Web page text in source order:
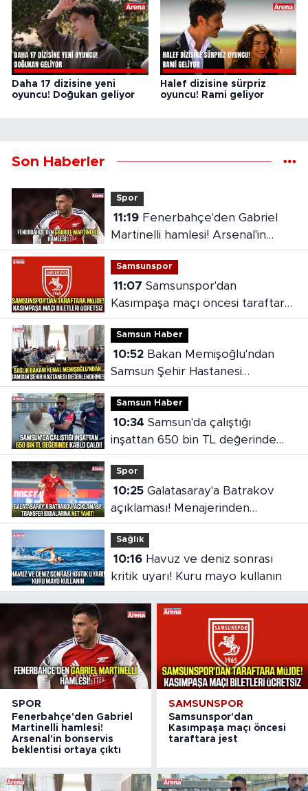
Daha 17 dizisine yeni
oyuncu! Doğukan geliyor
Halef dizisine sürpriz
oyuncu! Rami geliyor
Son Haberler
Spor
11:19Fenerbahçe'den Gabriel
Martinelli hamlesi! Arsenal'in
bonservis beklentisi ortaya çıktı
Samsunspor
11:07
Kasımpaşa maçı öncesi taraftara
jest
Samsun Haber
10:52Bakan Memişoğlu'ndan
Samsun Şehir Hastanesi
değerlendirmesi
Samsun Haber
10:34
inşattan 650 bin TL değerinde
kablo çaldı!
Spor
10:25Galatasaray'a Batrakov
açıklaması! Menajerinden
transfer iddialarına net yanıt
Sağlık
10:16Havuz ve deniz sonrası
kritik uyarı! Kuru mayo kullanın
SPOR
Fenerbahçe'den Gabriel
Martinelli hamlesi!
Arsenal'in bonservis
beklentisi ortaya çıktı
SAMSUNSPOR
Samsunspor'dan
Kasımpaşa maçı öncesi
taraftara jest